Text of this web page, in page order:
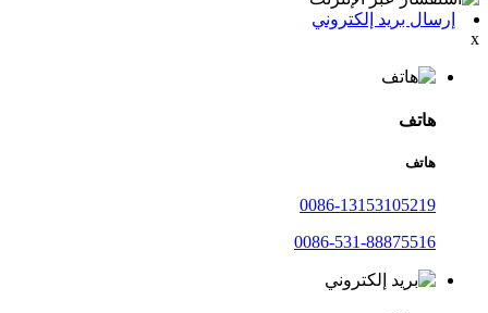
إرسال بريد إلكتروني
x
هاتف
هاتف
0086-13153105219
0086-531-88875516